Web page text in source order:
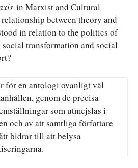
in Marxist and Cultural
between theory and
in relation to the politics of
transformation and social
för en antologi ovanligt väl
genom de precisa
som utmejslas i
och av att samtliga författare
bidrar till att belysa